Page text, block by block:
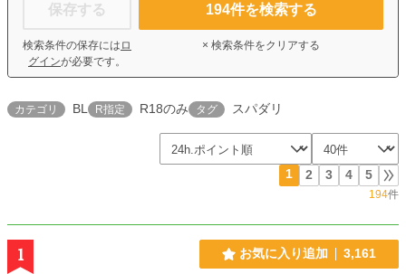
保存する
検索条件の保存には ロ
グインが必要です。
194件を検索する
× 検索条件をクリアする
カテゴリ BL R指定 R18のみ タグ スパダリ
1 2 3 4 5
194件
1 お気に入り追加 3,161